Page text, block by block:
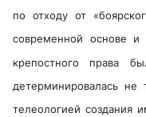
по отходу от
современной основе
крепостного права
детерминировалась
телеологией создания